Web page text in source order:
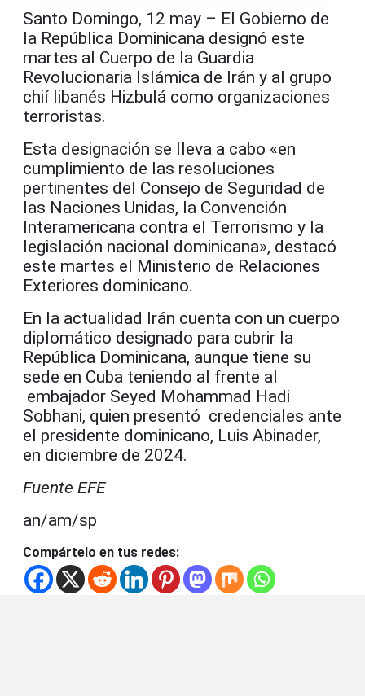
Santo Domingo, 12 may – El Gobierno de
la República Dominicana designó este
martes al Cuerpo de la Guardia
Revolucionaria Islámica de Irán y al grupo
chií libanés Hizbulá como organizaciones
terroristas.
Esta designación se lleva a cabo «en
cumplimiento de las resoluciones
pertinentes del Consejo de Seguridad de
las Naciones Unidas, la Convención
Interamericana contra el Terrorismo y la
legislación nacional dominicana», destacó
este martes el Ministerio de Relaciones
Exteriores dominicano.
En la actualidad Irán cuenta con un cuerpo
diplomático designado para cubrir la
República Dominicana, aunque tiene su
sede en Cuba teniendo al frente al
embajador Seyed Mohammad Hadi
Sobhani, quien presentó credenciales ante
el presidente dominicano, Luis Abinader,
en diciembre de 2024.
Fuente EFE
an/am/sp
Compártelo en tus redes: